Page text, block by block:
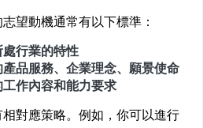
望動機通常有以下標準：
行業的特性
品服務、企業理念、願景使命
作內容和能力要求
對應策略。例如，你可以進行